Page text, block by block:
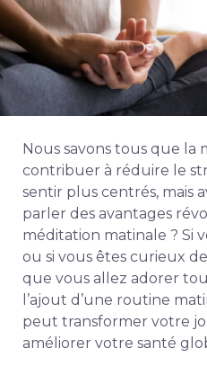
Nous savons tous que la
contribuer à réduire le
sentir plus centrés, mais
parler des avantages
méditation matinale ? Si
ou si vous êtes curieux
que vous allez adorer
l’ajout d’une routine
peut transformer votre
améliorer votre santé